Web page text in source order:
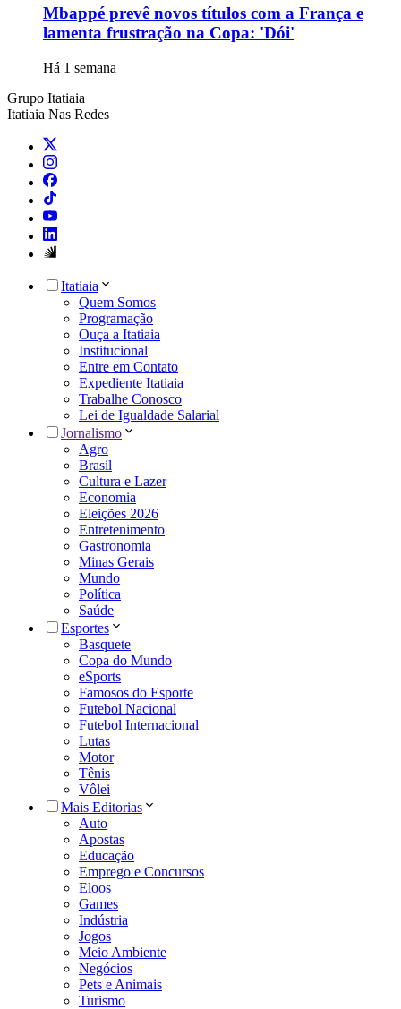
Mbappé prevê novos títulos com a França e
lamenta frustração na Copa: 'Dói'
Há 1 semana
Grupo Itatiaia
Itatiaia Nas Redes
Itatiaia
Quem Somos
Programação
Ouça a Itatiaia
Institucional
Entre em Contato
Expediente Itatiaia
Trabalhe Conosco
Lei de Igualdade Salarial
Jornalismo
Agro
Brasil
Cultura e Lazer
Economia
Eleições 2026
Entretenimento
Gastronomia
Minas Gerais
Mundo
Política
Saúde
Esportes
Basquete
Copa do Mundo
eSports
Famosos do Esporte
Futebol Nacional
Futebol Internacional
Lutas
Motor
Tênis
Vôlei
Mais Editorias
Auto
Apostas
Educação
Emprego e Concursos
Eloos
Games
Indústria
Jogos
Meio Ambiente
Negócios
Pets e Animais
Turismo